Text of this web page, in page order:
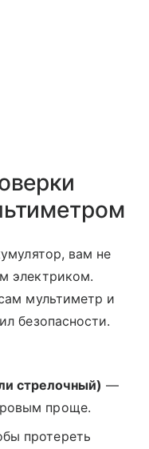
вам не
электриком.
мультиметр и
безопасности.
стрелочный) —
проще.
протереть